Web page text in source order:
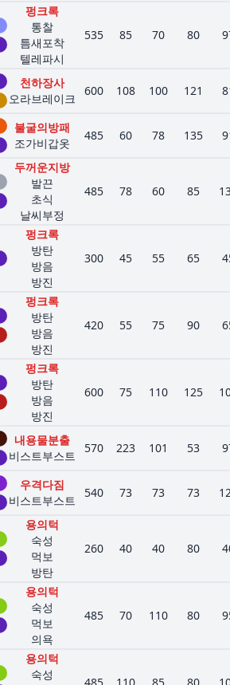
펑크록
통찰
틈새포착
텔레파시
535 85 70 80
천하장사
오라브레이크
600 108 100 121
불굴의방패
조가비갑옷
485 60 78 135
두꺼운지방
발끈
초식
날씨부정
485 78 60 85
펑크록
방탄
방음
방진
300 45 55 65
펑크록
방탄
방음
방진
420 55 75 90
펑크록
방탄
방음
방진
600 75 110 125
내용물분출
비스트부스트
570 223 101 53
우격다짐
비스트부스트
540 73 73 73
용의턱
숙성
먹보
방탄
260 40 40 80
용의턱
숙성
먹보
의욕
485 70 110 80
용의턱
숙성